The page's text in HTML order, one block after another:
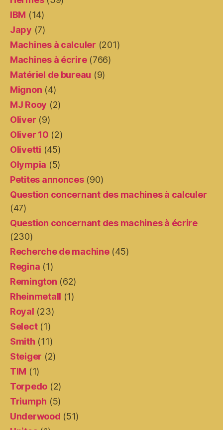
IBM (14)
Japy (7)
Machines à calculer (201)
Machines à écrire(766)
Matériel de bureau (9)
Mignon (4)
MJ Rooy (2)
Oliver (9)
Oliver 10 (2)
Olivetti (45)
Olympia (5)
Petites annonces(90)
Question concernant des machines à calculer
(47)
Question concernant des machines à écrire
(230)
Recherche de machine(45)
Regina (1)
Remington (62)
Rheinmetall (1)
Royal (23)
Select(1)
Smith (11)
Steiger (2)
TIM (1)
Torpedo (2)
Triumph (5)
Underwood (51)